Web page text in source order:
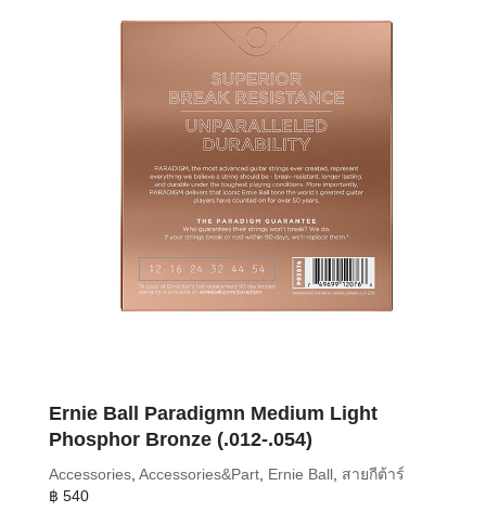
Ernie Ball Paradigmn Medium Light
Phosphor Bronze (.012-.054)
Accessories, Accessories&Part, Ernie Ball, สายกีต้าร์
฿ 540